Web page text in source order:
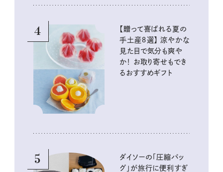
4
【贈って喜ばれる夏の
手土産８選】 涼やかな
見た目で気分も爽や
か！ お取り寄せもでき
るおすすめギフト
5
ダイソーの「圧縮バッ
グ」が旅行に便利すぎ